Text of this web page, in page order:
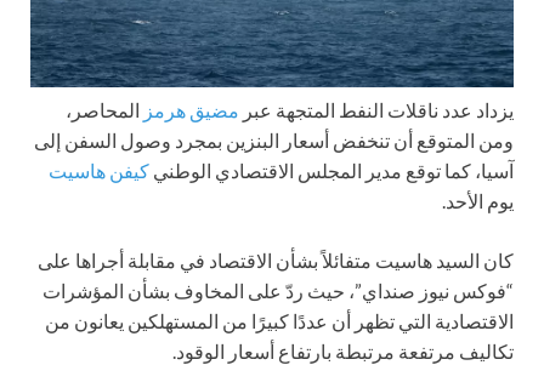
يزداد عدد ناقلات النفط المتجهة عبر مضيق هرمز المحاصر،
ومن المتوقع أن تنخفض أسعار البنزين بمجرد وصول السفن إلى
آسيا، كما توقع مدير المجلس الاقتصادي الوطني كيفن هاسيت
يوم الأحد.
كان السيد هاسيت متفائلاً بشأن الاقتصاد في مقابلة أجراها على
“فوكس نيوز صنداي”، حيث ردّ على المخاوف بشأن المؤشرات
الاقتصادية التي تظهر أن عددًا كبيرًا من المستهلكين يعانون من
تكاليف مرتفعة مرتبطة بارتفاع أسعار الوقود.